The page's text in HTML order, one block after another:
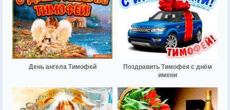
День ангела Тимофей
Поздравить Тимофея с днём
имени